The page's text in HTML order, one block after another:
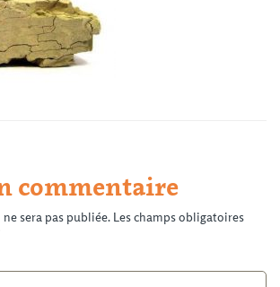
commentaire
sera pas publiée. Les champs obligatoires